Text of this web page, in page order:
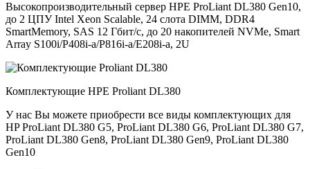
Высокопроизводительный сервер HPE ProLiant DL380 Gen10,
до 2 ЦПУ Intel Xeon Scalable, 24 слота DIMM, DDR4
SmartMemory, SAS 12 Гбит/с, до 20 накопителей NVMe, Smart
Array S100i/P408i-a/P816i-a/E208i-a, 2U
Комплектующие НРE Prоliаnt DL380
У нас Вы можете приобрести все виды комплектующих для
HP ProLiant DL380 G5, ProLiant DL380 G6, ProLiant DL380 G7,
ProLiant DL380 Gen8, ProLiant DL380 Gen9, ProLiant DL380
Gen10